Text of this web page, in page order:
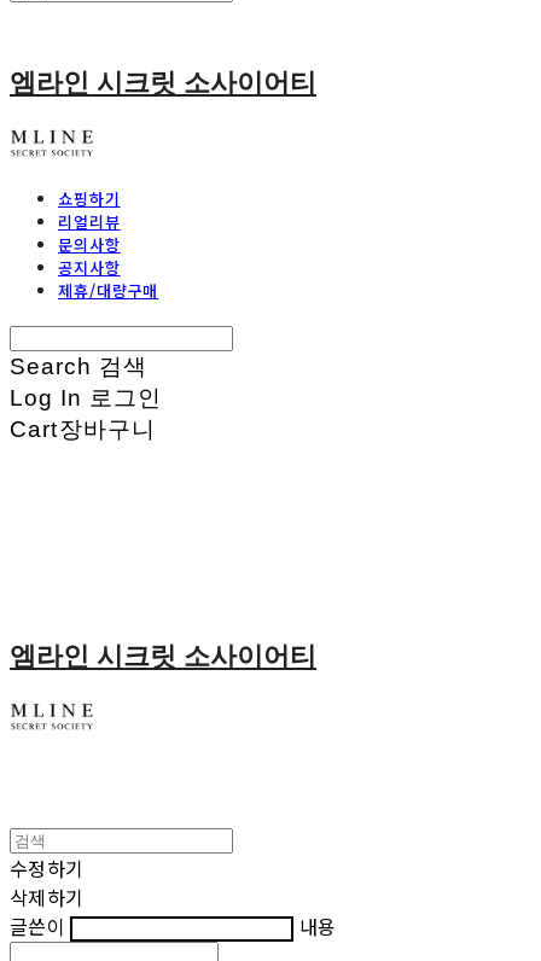
엠라인 시크릿 소사이어티
쇼핑하기
리얼리뷰
문의사항
공지사항
제휴/대량구매
Search 검색
Log In 로그인
Cart장바구니
엠라인 시크릿 소사이어티
수정하기
삭제하기
글쓴이
내용